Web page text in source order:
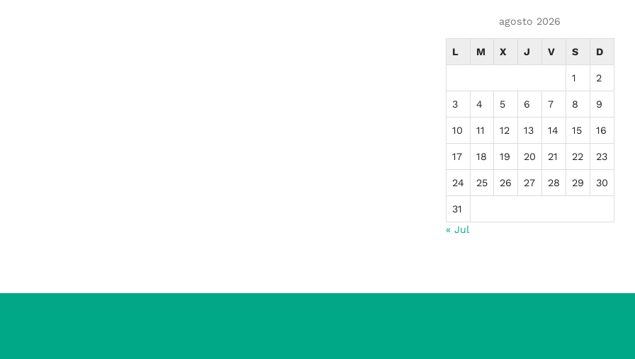
agosto 2026
L M X J V S D
1 2
3 4 5 6 7 8 9
10 11 12 13 14 15 16
17 18 19 20 21 22 23
24 25 26 27 28 29 30
31
« Jul